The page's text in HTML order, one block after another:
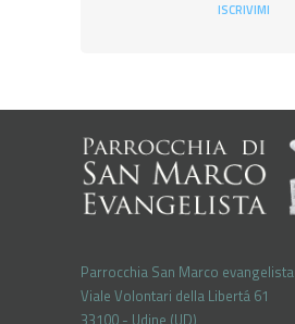
ISCRIVIMI
Parrocchia San Marco evangelista
Viale Volontari della Libertá 61
33100 - Udine (UD)